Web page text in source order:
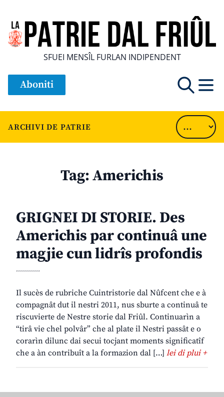
SFUEI MENSÎL FURLAN INDIPENDENT
Aboniti
ARCHIVI DE PATRIE
Tag:Americhis
GRIGNEI DI STORIE. Des
Americhis par continuâ une
magjie cun lidrîs profondis
............
Il sucès de rubriche Cuintristorie dal Nûfcent che e à
compagnât dut il nestri 2011, nus sburte a continuâ te
riscuvierte de Nestre storie dal Friûl. Continuarìn a
“tirâ vie chel polvâr” che al plate il Nestri passât e o
corarìn dilunc dai secui tocjant moments significatîf
che a àn contribuît a la formazion dal […] lei di plui +